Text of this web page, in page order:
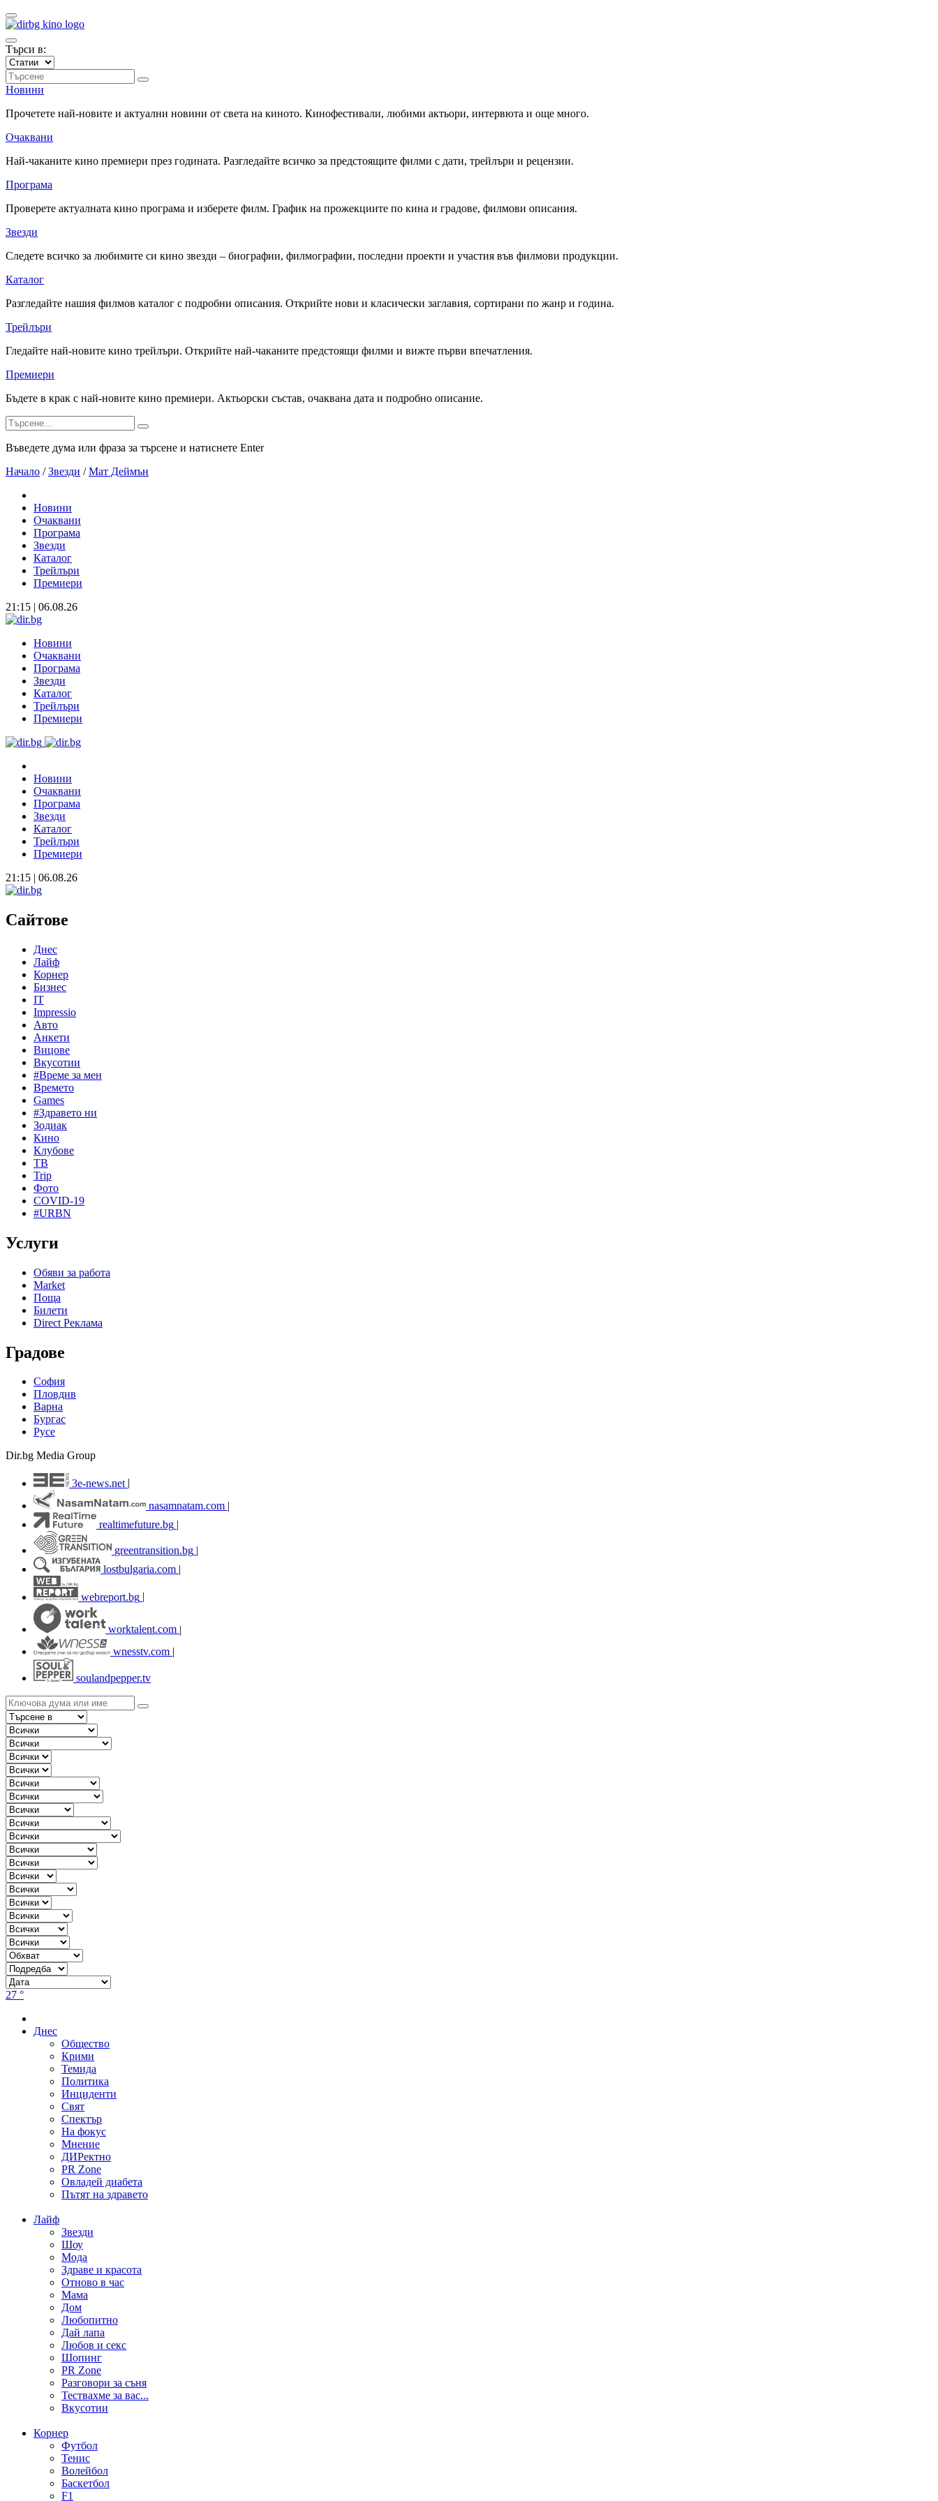
Търси в:
Новини
Прочетете най-новите и актуални новини от света на киното. Кинофестивали, любими актьори, интервюта и още много.
Очаквани
Най-чаканите кино премиери през годината. Разгледайте всичко за предстоящите филми с дати, трейлъри и рецензии.
Програма
Проверете актуалната кино програма и изберете филм. График на прожекциите по кина и градове, филмови описания.
Звезди
Следете всичко за любимите си кино звезди – биографии, филмографии, последни проекти и участия във филмови продукции.
Каталог
Разгледайте нашия филмов каталог с подробни описания. Открийте нови и класически заглавия, сортирани по жанр и година.
Трейлъри
Гледайте най-новите кино трейлъри. Открийте най-чаканите предстоящи филми и вижте първи впечатления.
Премиери
Бъдете в крак с най-новите кино премиери. Актьорски състав, очаквана дата и подробно описание.
Въведете дума или фраза за търсене и натиснете Enter
Начало / Звезди / Мат Деймън
Новини
Очаквани
Програма
Звезди
Каталог
Трейлъри
Премиери
21:15 | 06.08.26
Новини
Очаквани
Програма
Звезди
Каталог
Трейлъри
Премиери
Новини
Очаквани
Програма
Звезди
Каталог
Трейлъри
Премиери
21:15 | 06.08.26
Сайтове
Днес
Лайф
Корнер
Бизнес
IT
Impressio
Авто
Анкети
Вицове
Вкусотии
#Време за мен
Времето
Games
#Здравето ни
Зодиак
Кино
Клубове
ТВ
Trip
Фото
COVID-19
#URBN
Услуги
Обяви за работа
Market
Поща
Билети
Direct Реклама
Градове
София
Пловдив
Варна
Бургас
Русе
Dir.bg Media Group
3e-news.net
nasamnatam.com |
realtimefuture.bg |
greentransition.bg |
lostbulgaria.com |
webreport.bg
worktalent.com |
wnesstv.com |
soulandpepper.tv
27 °
Днес
Общество
Крими
Темида
Политика
Инциденти
Свят
Спектър
На фокус
Мнение
ДИРектно
PR Zone
Овладей диабета
Пътят на здравето
Лайф
Звезди
Шоу
Мода
Здраве и красота
Отново в час
Мама
Дом
Любопитно
Дай лапа
Любов и секс
Шопинг
PR Zone
Разговори за съня
Тествахме за вас...
Вкусотии
Корнер
Футбол
Тенис
Волейбол
Баскетбол
F1